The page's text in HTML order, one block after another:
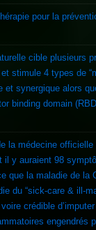
pour la
cible plusieurs
stimule 4 types de
et synergique alors
binding domain
la médecine
il y auraient 98
que la maladie de la
du “sick-care & ill-
crédible
engendrés